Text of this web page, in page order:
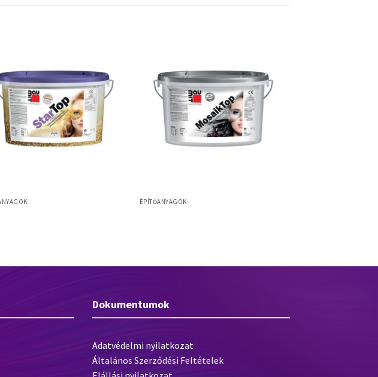
ÉPÍTŐANYAGOK
Dokumentumok
Adatvédelmi nyilatkozat
Általános Szerződési Feltételek